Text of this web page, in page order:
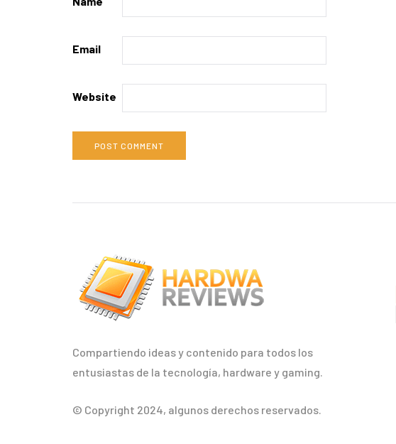
Email
Website
Compartiendo ideas y contenido para todos los
entusiastas de la tecnología, hardware y gaming.
© Copyright 2024, algunos derechos reservados.